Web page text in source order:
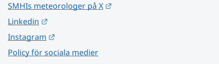
SMHIs meteorologer på X
Linkedin
Instagram
Policy för sociala medier